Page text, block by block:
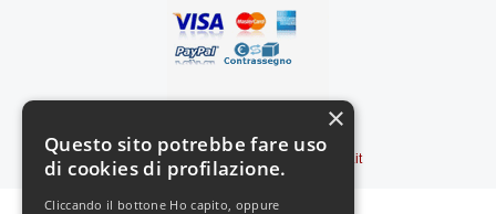
MOBILE
Copyright © 2000-2026 Feromoni24.it
Questo sito potrebbe fare uso
di cookies di profilazione.
Cliccando il bottone Ho capito, oppure
×